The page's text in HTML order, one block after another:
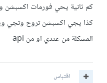
كم ثانية يحي فورمات اكسبشن
كذا يجي اكسبشن تروح وتجي
المشكلة من عندي او من api
اقتباس